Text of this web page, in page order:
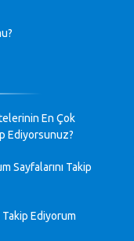
Eğitim
28.10.2023
çok güzel
etmişsin çok
sevgiler.
En Çok
Ediyorsunuz?
Sayfalarını Takip
Ediyorum